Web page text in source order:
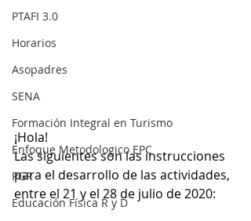
PTAFI 3.0
Horarios
Asopadres
SENA
Formación Integral en Turismo
Enfoque Metodologico EPC
PGR
Educación Física R y D
¡Hola!
Las siguientes son las instrucciones
para el desarrollo de las actividades,
entre el 21 y el 28 de julio de 2020: